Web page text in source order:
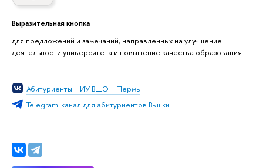
Выразительная кнопка
для предложений и замечаний, направленных на улучшение
деятельности университета и повышение качества образования
Абитуриенты НИУ ВШЭ – Пермь
Telegram-канал для абитуриентов Вышки